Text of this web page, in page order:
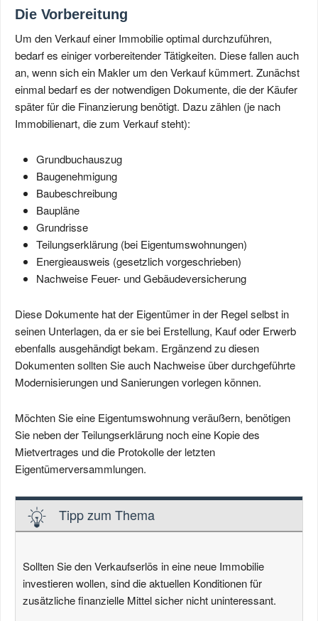
Die Vorbereitung
Um den Verkauf einer Immobilie optimal durchzuführen,
bedarf es einiger vorbereitender Tätigkeiten. Diese fallen auch
an, wenn sich ein Makler um den Verkauf kümmert. Zunächst
einmal bedarf es der notwendigen Dokumente, die der Käufer
später für die Finanzierung benötigt. Dazu zählen (je nach
Immobilienart, die zum Verkauf steht):
Grundbuchauszug
Baugenehmigung
Baubeschreibung
Baupläne
Grundrisse
Teilungserklärung (bei Eigentumswohnungen)
Energieausweis (gesetzlich vorgeschrieben)
Nachweise Feuer- und Gebäudeversicherung
Diese Dokumente hat der Eigentümer in der Regel selbst in
seinen Unterlagen, da er sie bei Erstellung, Kauf oder Erwerb
ebenfalls ausgehändigt bekam. Ergänzend zu diesen
Dokumenten sollten Sie auch Nachweise über durchgeführte
Modernisierungen und Sanierungen vorlegen können.
Möchten Sie eine Eigentumswohnung veräußern, benötigen
Sie neben der Teilungserklärung noch eine Kopie des
Mietvertrages und die Protokolle der letzten
Eigentümerversammlungen.
Tipp zum Thema
Sollten Sie den Verkaufserlös in eine neue Immobilie
investieren wollen, sind die aktuellen Konditionen für
zusätzliche finanzielle Mittel sicher nicht uninteressant.